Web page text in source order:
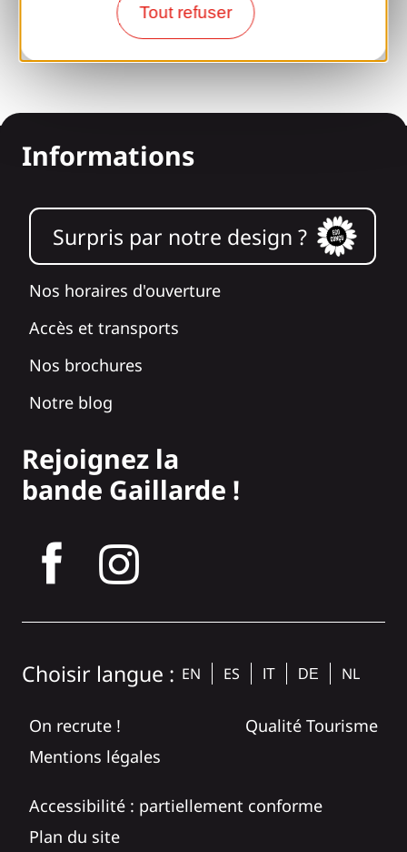
Tout refuser
Espace presse
Informations
Surpris par notre design ?
Nos horaires d'ouverture
Accès et transports
Nos brochures
Notre blog
Rejoignez la
bande Gaillarde !
Choisir langue : EN ES IT DE NL
On recrute !
Qualité Tourisme
Mentions légales
Accessibilité : partiellement conforme
Plan du site